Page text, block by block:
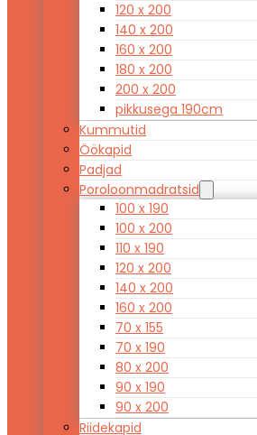
120 x 200
140 x 200
160 x 200
180 x 200
200 x 200
pikkusega 190cm
Kummutid
Öökapid
Padjad
Poroloonmadratsid
100 x 190
100 x 200
110 x 190
120 x 200
140 x 200
160 x 200
70 x 155
70 x 190
80 x 200
90 x 190
90 x 200
Riidekapid